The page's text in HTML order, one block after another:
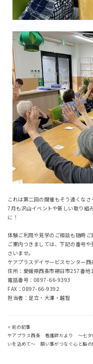
これは第二回の開催もそう遠くなさ
7月も沢山イベントや新しい取り組
に！
体験ご利用や見学のご相談も随時ご
ご案内つきましては、下記の番号
さいませ。
ケアプラスデイサービスセンター西
住所：愛媛県西条市朔日市257番地1
電話番号：0897-66-9393
FAX：0897-66-9392
担当者：足立・大澤・越智
< 前の記事
ケアプラス西条 看護師だより ～七夕
いを込めて～ 願い事がつなぐ心と脳の